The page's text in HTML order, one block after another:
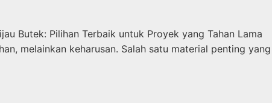
Butek: Pilihan Terbaik untuk Proyek yang Tahan Lama
melainkan keharusan. Salah satu material penting yang